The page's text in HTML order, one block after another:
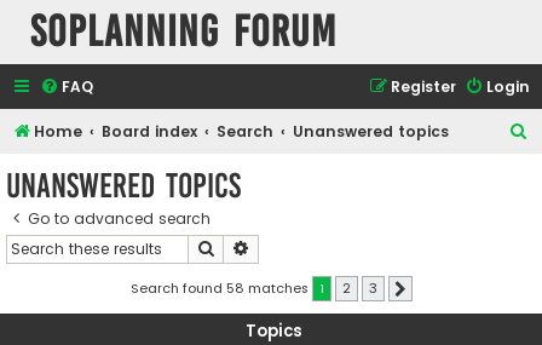
SOPlanning Forum
FAQ Login
Register
Home Board index Search Unanswered topics
Unanswered topics
Go to advanced search
Search
Search found 58 matches 1 2 3
Topics